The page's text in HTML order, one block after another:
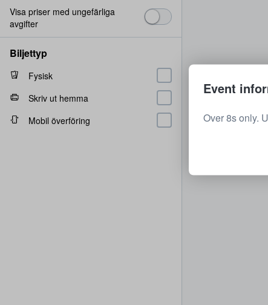
Visa priser med ungefärliga
avgifter
Biljettyp
Fysisk
Skriv ut hemma
Mobil överföring
Event
Over 8s only.